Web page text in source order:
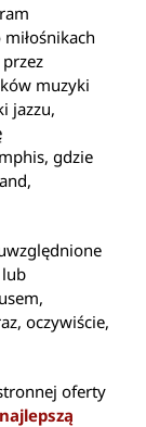
muzyki
jazzu,
gdzie
lub
oczywiście,
oferty